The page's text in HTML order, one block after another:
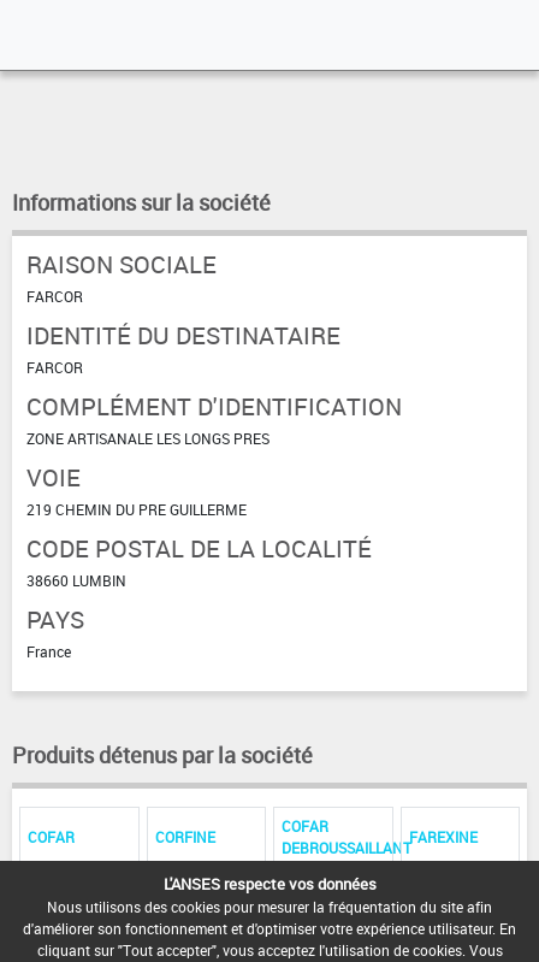
Informations sur la société
RAISON SOCIALE
FARCOR
IDENTITÉ DU DESTINATAIRE
FARCOR
COMPLÉMENT D'IDENTIFICATION
ZONE ARTISANALE LES LONGS PRES
VOIE
219 CHEMIN DU PRE GUILLERME
CODE POSTAL DE LA LOCALITÉ
38660 LUMBIN
PAYS
France
Produits détenus par la société
COFAR CORFINE
COFAR
DEBROUSSAILLANT
FAREXINE
PLUS
FAREX
DOUBLE
FARSELECTIF
L'ANSES respecte vos données
Nous utilisons des cookies pour mesurer la fréquentation du site afin
d'améliorer son fonctionnement et d'optimiser votre expérience utilisateur. En
cliquant sur "Tout accepter", vous acceptez l'utilisation de cookies. Vous